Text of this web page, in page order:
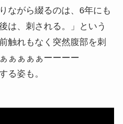
ながら綴るのは、6年にも
は、刺される。」という
触れもなく突然腹部を刺
ぁぁぁぁーーーー
る姿も。